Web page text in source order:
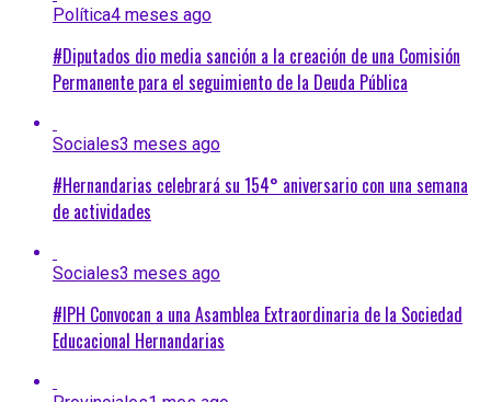
Política4 meses ago
#Diputados dio media sanción a la creación de una Comisión
Permanente para el seguimiento de la Deuda Pública
Sociales3 meses ago
#Hernandarias celebrará su 154° aniversario con una semana
de actividades
Sociales3 meses ago
#IPH Convocan a una Asamblea Extraordinaria de la Sociedad
Educacional Hernandarias